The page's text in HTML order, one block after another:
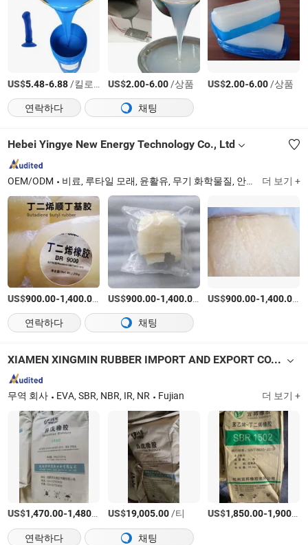
US$5.48-6.88/킬로그램 US$2.00-6.00/상품 US$2.00-6.00/상품
연락하다
채팅
Hebei Yingye New Energy Technology Co., Ltd
OEM/ODM 비료, 루타일 모래, 윤활유, 무기 화학물질, 안료, 염료, 농업 화학물질, HDPE 더 보기 +
US$900.00-1,400.00 /티US$900.00-1,400.00 /티US$900.00-1,400.00 /
연락하다
채팅
XIAMEN XINGMIN RUBBER IMPORT AND EXPORT CO.,LTD
무역 회사 EVA, SBR, NBR, IR, NR Fujian 더 보기 +
US$1,470.00-1,480.00 /티
US$19,005.00/티 US$1,850.00-1,900.00
연락하다
채팅